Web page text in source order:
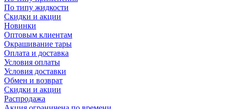
По типу жидкости
Скидки и акции
Новинки
Оптовым клиентам
Окрашивание тары
Оплата и доставка
Условия оплаты
Условия доставки
Обмен и возврат
Скидки и акции
Распродажа